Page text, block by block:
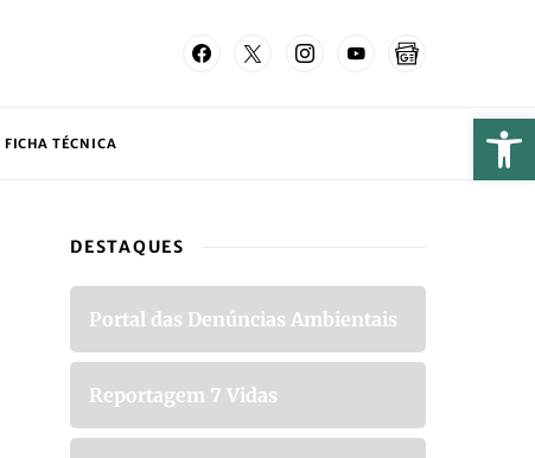
FICHA TÉCNICA
DESTAQUES
Portal das Denúncias Ambientais
Reportagem 7 Vidas